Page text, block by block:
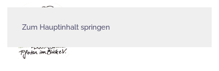
Zum Hauptinhalt springen